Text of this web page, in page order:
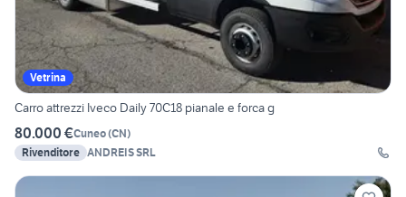
Vetrina
Carro attrezzi Iveco Daily 70C18 pianale e forca g
80.000 €Cuneo(CN)
Rivenditore ANDREIS SRL